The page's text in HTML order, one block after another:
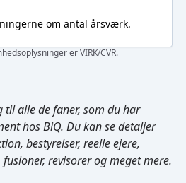
om antal årsværk.
er VIRK/CVR.
alle de faner, som du har
hos BiQ. Du kan se detaljer
bestyrelser, reelle ejere,
revisorer og meget mere.